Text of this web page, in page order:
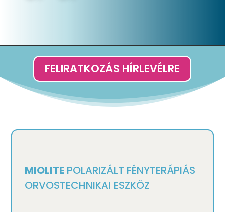
FELIRATKOZÁS HÍRLEVÉLRE
MIOLITE POLARIZÁLT FÉNYTERÁPIÁS
ORVOSTECHNIKAI ESZKÖZ